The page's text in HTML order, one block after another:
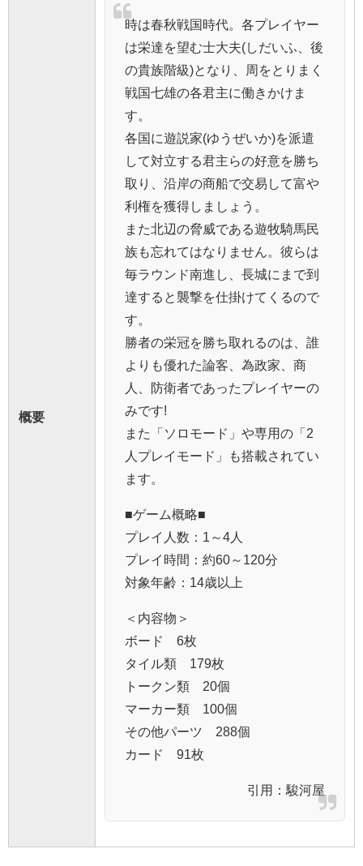
概要
時は春秋戦国時代。各プレイヤー
は栄達を望む士大夫(しだいふ、後
の貴族階級)となり、周をとりまく
戦国七雄の各君主に働きかけま
す。
各国に遊説家(ゆうぜいか)を派遣
して対立する君主らの好意を勝ち
取り、沿岸の商船で交易して富や
利権を獲得しましょう。
また北辺の脅威である遊牧騎馬民
族も忘れてはなりません。彼らは
毎ラウンド南進し、長城にまで到
達すると襲撃を仕掛けてくるので
す。
勝者の栄冠を勝ち取れるのは、誰
よりも優れた論客、為政家、商
人、防衛者であったプレイヤーの
みです!
また「ソロモード」や専用の「2
人プレイモード」も搭載されてい
ます。
■ゲーム概略■
プレイ人数：1～4人
プレイ時間：約60～120分
対象年齢：14歳以上
＜内容物＞
ボード 6枚
タイル類 179枚
トークン類 20個
マーカー類 100個
その他パーツ 288個
カード 91枚
引用： 駿河屋